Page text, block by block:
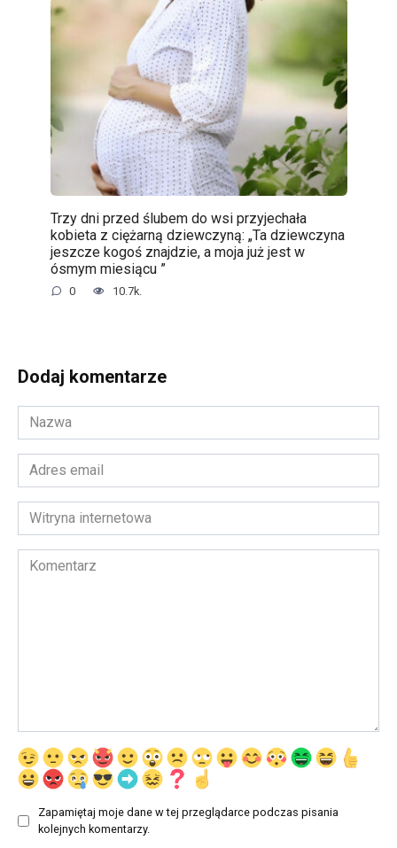
Trzy dni przed ślubem do wsi przyjechała
kobieta z ciężarną dziewczyną: „Ta dziewczyna
jeszcze kogoś znajdzie, a moja już jest w
ósmym miesiącu ”
0 10.7k.
Dodaj komentarze
Nazwa
*
Adres
email
*Witryna
internetowa
Komentarz
Zapamiętaj moje dane w tej przeglądarce podczas pisania
kolejnych komentarzy.